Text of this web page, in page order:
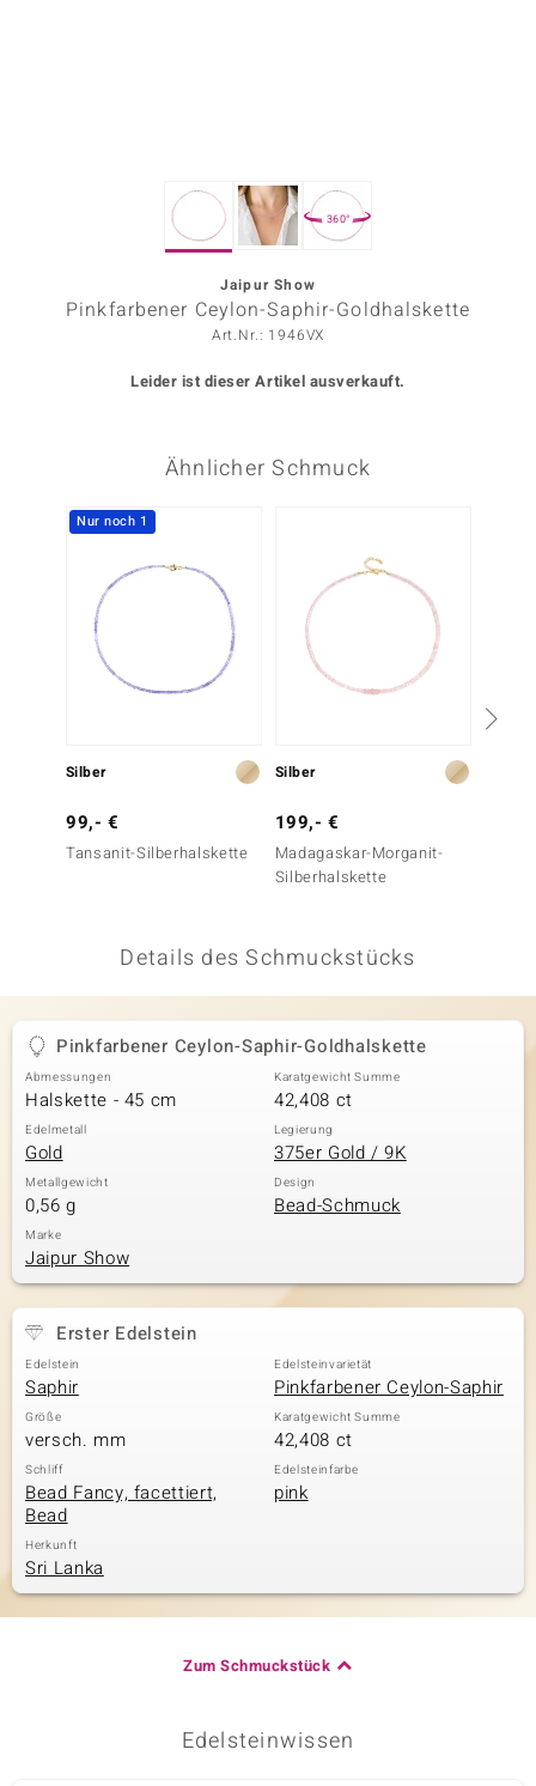
BY DE MELO
Classics
360°
Jaipur Show
Pinkfarbener Ceylon-Saphir-Goldhalskette
Art.Nr.: 1946VX
Leider ist dieser Artikel ausverkauft.
Ähnlicher Schmuck
Nur noch 1
Silber
99,- €
Tansanit-Silberhalskette
Silber
199,- €
Madagaskar-Morganit-
Silberhalskette
Details des Schmuckstücks
Pinkfarbener Ceylon-Saphir-Goldhalskette
Abmessungen
Halskette - 45 cm
Karatgewicht Summe
42,408 ct
Edelmetall
Gold
Legierung
375er Gold / 9K
Metallgewicht
0,56 g
Design
Bead-Schmuck
Marke
Jaipur Show
Erster Edelstein
Edelstein
Saphir
Edelsteinvarietät
Pinkfarbener Ceylon-Saphir
Größe
versch. mm
Karatgewicht Summe
42,408 ct
Schliff
Bead Fancy, facettiert,
Bead
Edelsteinfarbe
pink
Herkunft
Sri Lanka
Zum Schmuckstück
Edelsteinwissen